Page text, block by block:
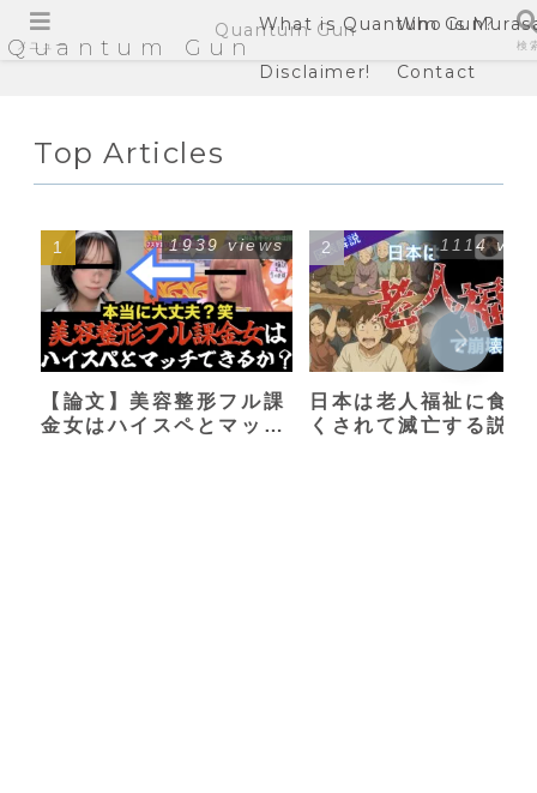
Quantum Gun
What is Quantum Gun?
Who is
Disclaimer! Contact
Top Articles
【論文】美容整形フル課
金女はハイスペとマッチ
1939 views
日本は老人福祉に食い
くされて滅亡する説
1114
メニュー
Quantum Gun
検